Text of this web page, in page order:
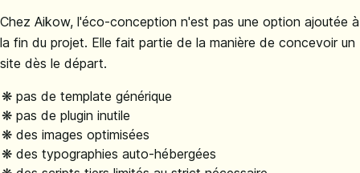
Chez Aikow, l'éco-conception n'est pas une option ajoutée à
la fin du projet. Elle fait partie de la manière de concevoir un
site dès le départ.
pas de template générique
pas de plugin inutile
des images optimisées
des typographies auto-hébergées